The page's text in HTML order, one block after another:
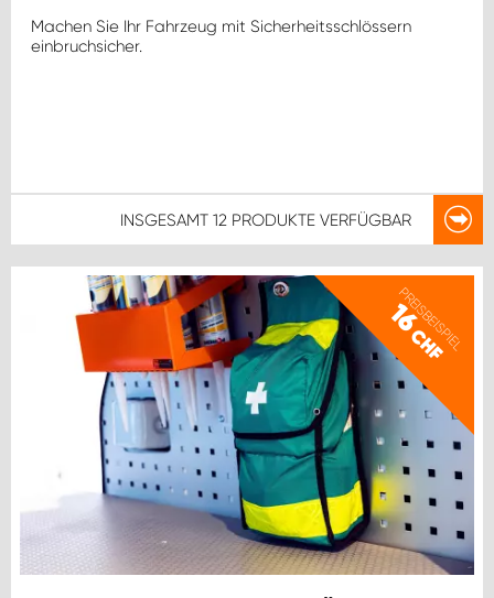
Machen Sie Ihr Fahrzeug mit Sicherheitsschlössern
einbruchsicher.
INSGESAMT 12 PRODUKTE VERFÜGBAR
PREISBEISPIEL
16
CHF